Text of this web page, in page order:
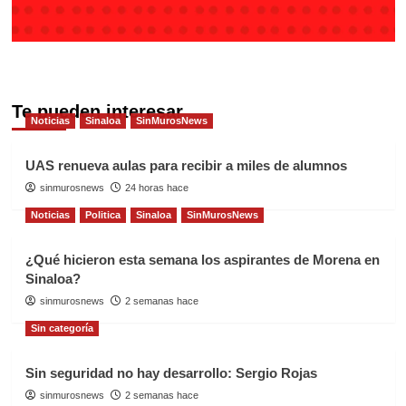
Te pueden interesar
Noticias Sinaloa SinMurosNews
UAS renueva aulas para recibir a miles de alumnos
sinmurosnews 24 horas hace
Noticias Politica Sinaloa SinMurosNews
¿Qué hicieron esta semana los aspirantes de Morena en
Sinaloa?
sinmurosnews 2 semanas hace
Sin categoría
Sin seguridad no hay desarrollo: Sergio Rojas
sinmurosnews 2 semanas hace